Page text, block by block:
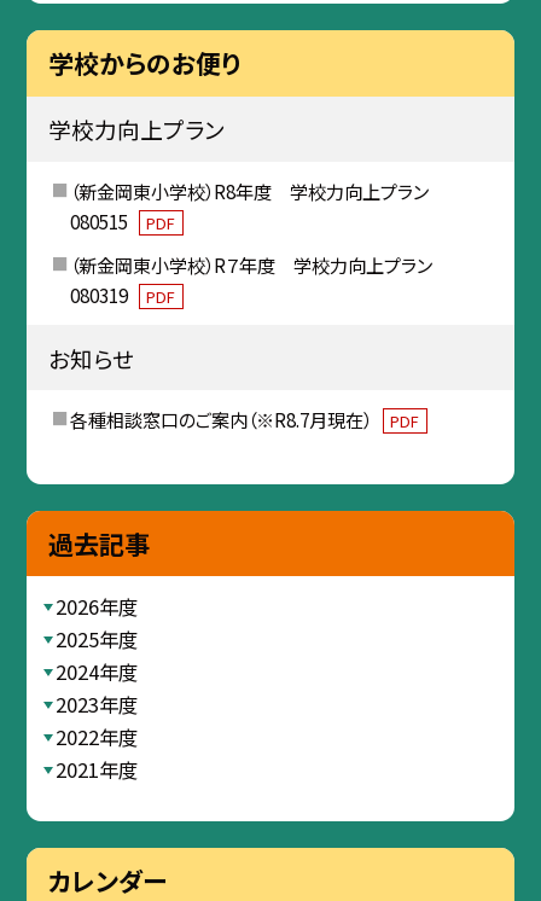
学校からのお便り
学校力向上プラン
（新金岡東小学校）R8年度 学校力向上プラン
080515
PDF
（新金岡東小学校）R７年度 学校力向上プラン
080319
PDF
お知らせ
各種相談窓口のご案内（※R8.7月現在） PDF
過去記事
2026年度
2025年度
2024年度
2023年度
2022年度
2021年度
カレンダー